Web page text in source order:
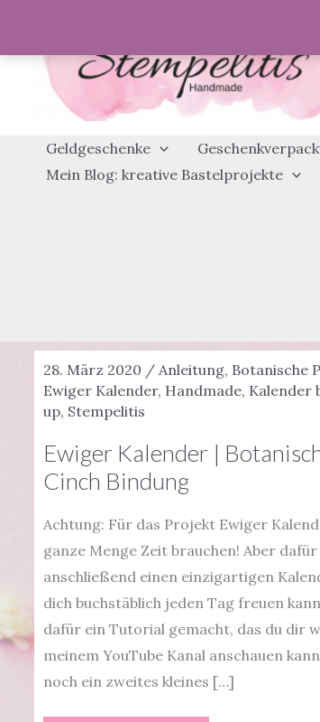
springen
Geldgeschenke
Mein Blog: kreative Bastelprojekte
28. März 2020 / Anleitung, Botanische
Ewiger Kalender, Handmade, Kalender
up, Stempelitis
Ewiger Kalender |
Cinch Bindung
Achtung: Für das Projekt Ewiger
ganze Menge Zeit brauchen! Aber
anschließend einen einzigartigen
dich buchstäblich jeden Tag freuen
dafür ein Tutorial gemacht, das du dir
meinem YouTube Kanal anschauen
noch ein zweites kleines […]